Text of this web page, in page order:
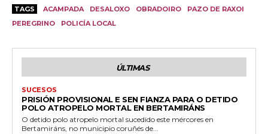
TAGS ACAMPADA DESALOXO OBRADOIRO
PAZO DE RAXOI
PEREGRINO
POLICÍA LOCAL
ÚLTIMAS
SUCESOS
PRISIÓN PROVISIONAL E SEN FIANZA PARA O DETIDO
POLO ATROPELO MORTAL EN BERTAMIRÁNS
O detido polo atropelo mortal sucedido este mércores en
Bertamiráns, no municipio coruñés de...